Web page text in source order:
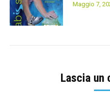
Maggio 7,
Lascia un